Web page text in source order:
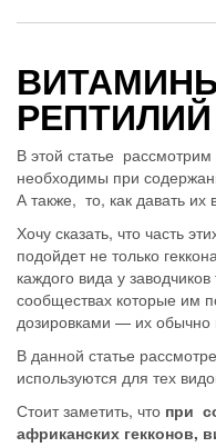
РЕПТИЛИЙ
В этой статье
необходимы при
А также, то, как давать
Хочу сказать, что часть
подойдет не только
каждого вида у
сообществах которые им
дозировками — их обычно
В данной статье
используются для тех
Стоит заметить, что при
африканских гекконов,